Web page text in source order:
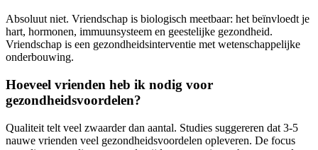
Absoluut niet. Vriendschap is biologisch meetbaar: het beïnvloedt je
hart, hormonen, immuunsysteem en geestelijke gezondheid.
Vriendschap is een gezondheidsinterventie met wetenschappelijke
onderbouwing.
Hoeveel vrienden heb ik nodig voor
gezondheidsvoordelen?
Qualiteit telt veel zwaarder dan aantal. Studies suggereren dat 3-5
nauwe vrienden veel gezondheidsvoordelen opleveren. De focus